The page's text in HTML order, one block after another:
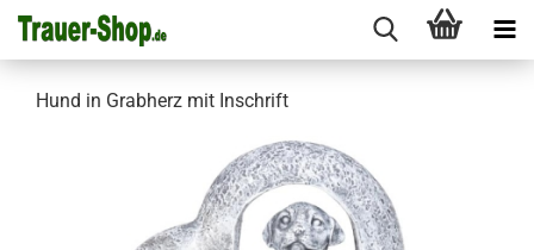
Hund in Grabherz mit Inschrift